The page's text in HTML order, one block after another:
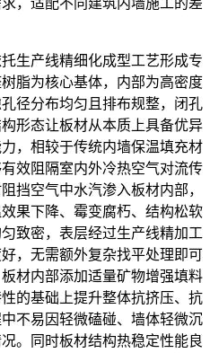
生产线精细化成型工艺形成专
脂为核心基体，内部为高密度
径分布均匀且排布规整，闭孔
形态让板材从本质上具备优异
，相较于传统内墙保温填充材
效阻隔室内外冷热空气对流传
挡空气中水汽渗入板材内部，
果下降、霉变腐朽、结构松软
致密，表层经过生产线精加工
，无需额外复杂找平处理即可
材内部添加适量矿物增强填料
的基础上提升整体抗挤压、抗
不易因轻微磕碰、墙体轻微沉
。同时板材结构热稳定性能良